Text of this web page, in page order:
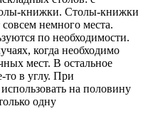
книжки. Столы-книжки
немного места.
по необходимости.
когда необходимо
мест. В остальное
то в углу. При
на половину
одну